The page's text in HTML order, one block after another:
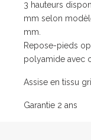
3 hauteurs
mm selon
mm.
Repose-pieds
polyamide avec
Assise en tissu
Garantie 2 ans